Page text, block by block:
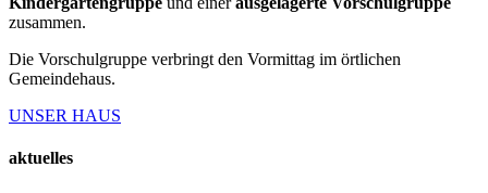
zusammen.
Die Vorschulgruppe verbringt den Vormittag im örtlichen
Gemeindehaus.
UNSER HAUS
aktuelles